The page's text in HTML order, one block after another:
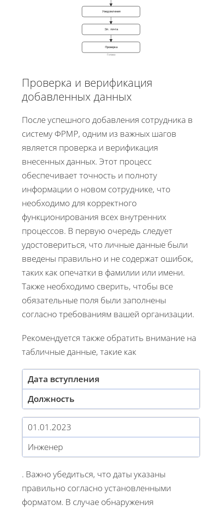
Уведомления
Эл. почта
Проверка
Готово
Проверка и верификация
добавленных данных
После успешного добавления сотрудника в
систему ФРМР, одним из важных шагов
является проверка и верификация
внесенных данных. Этот процесс
обеспечивает точность и полноту
информации о новом сотруднике, что
необходимо для корректного
функционирования всех внутренних
процессов. В первую очередь следует
удостовериться, что личные данные были
введены правильно и не содержат ошибок,
таких как опечатки в фамилии или имени.
Также необходимо сверить, чтобы все
обязательные поля были заполнены
согласно требованиям вашей организации.
Рекомендуется также обратить внимание на
табличные данные, такие как
Дата вступления
Должность
01.01.2023
Инженер
. Важно убедиться, что даты указаны
правильно согласно установленными
форматом. В случае обнаружения